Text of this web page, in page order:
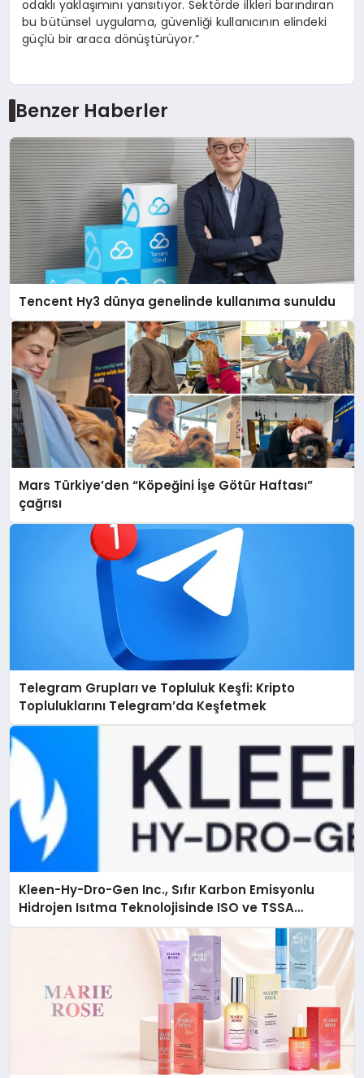
odaklı yaklaşımını yansıtıyor. Sektörde ilkleri barındıran
bu bütünsel uygulama, güvenliği kullanıcının elindeki
güçlü bir araca dönüştürüyor.”
Benzer Haberler
Tencent Hy3 dünya genelinde kullanıma sunuldu
Mars Türkiye’den “Köpeğini İşe Götür Haftası”
çağrısı
Telegram Grupları ve Topluluk Keşfi: Kripto
Topluluklarını Telegram’da Keşfetmek
Kleen-Hy-Dro-Gen Inc., Sıfır Karbon Emisyonlu
Hidrojen Isıtma Teknolojisinde ISO ve TSSA
Düzenleyici Onaylarını Aldı